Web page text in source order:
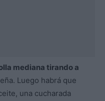
mediana tirando a
Luego habrá que
una cucharada